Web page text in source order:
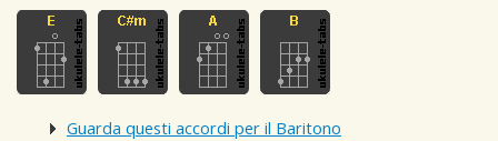
Guarda questi accordi per il Baritono